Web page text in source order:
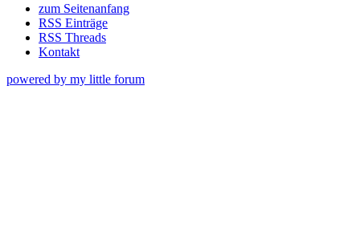
zum Seitenanfang
RSS Einträge
RSS Threads
Kontakt
powered by my little forum